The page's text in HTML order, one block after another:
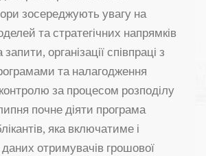
зосереджують увагу на
та стратегічних напрямків
організації співпраці з
та налагодження
за процесом розподілу
почне діяти програма
яка включатиме і
отримувачів грошової